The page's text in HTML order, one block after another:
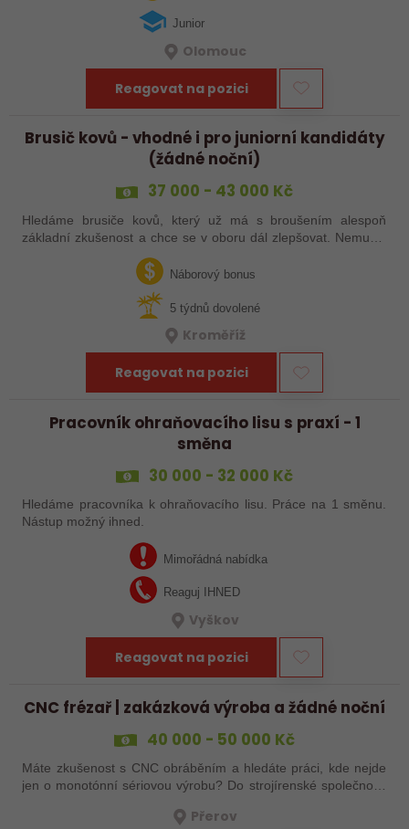
Junior
Olomouc
Reagovat na pozici
Brusič kovů - vhodné i pro juniorní kandidáty
(žádné noční)
37 000 - 43 000 Kč
Hledáme brusiče kovů, který už má s broušením alespoň
základní zkušenost a chce se v oboru dál zlepšovat. Nemusíš
být samostatný specialista s dlouholetou praxí. Důležité je,
abys už někdy pracoval…Náborový bonus
5 týdnů dovolené
Kroměříž
Reagovat na pozici
Pracovník ohraňovacího lisu s praxí - 1
směna
30 000 - 32 000 Kč
Hledáme pracovníka k ohraňovacího lisu. Práce na 1 směnu.
Nástup možný ihned.
Mimořádná nabídka
Reaguj IHNED
Vyškov
Reagovat na pozici
CNC frézař | zakázková výroba a žádné noční
40 000 - 50 000 Kč
Máte zkušenost s CNC obráběním a hledáte práci, kde nejde
jen o monotónní sériovou výrobu? Do strojírenské společnosti
Přerov